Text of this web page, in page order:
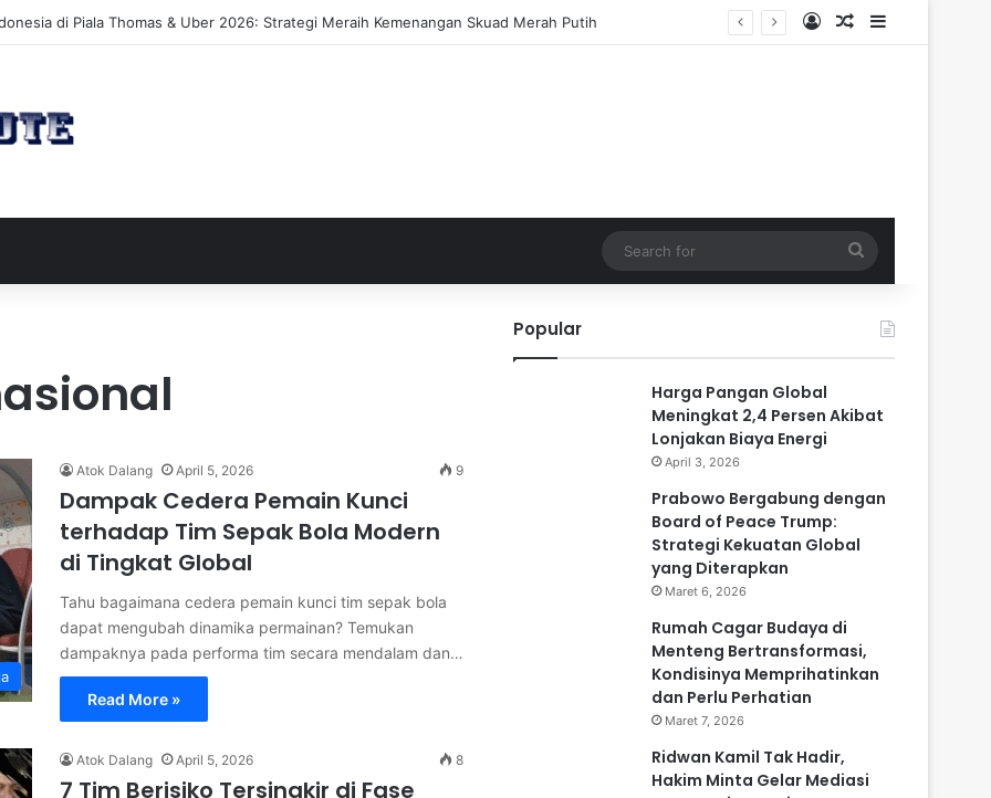
Perluasan Lahan 65 Hektar untuk Pengembangan Sektor Wisata Log InRandom Article
Sidebar
for
Atok Dalang April 5, 2026 9
Dampak Cedera Pemain Kunci
terhadap Tim Sepak Bola Modern
di Tingkat Global
Tahu bagaimana cedera pemain kunci tim sepak bola
dapat mengubah dinamika permainan? Temukan
dampaknya pada performa tim secara mendalam dan…
Read More »
Atok Dalang April 5, 2026 8
7 Tim Berisiko Tersingkir di Fase
Popular
Harga Pangan Global
Meningkat 2,4 Persen Akibat
Lonjakan Biaya Energi
April 3, 2026
Prabowo Bergabung dengan
Board of Peace Trump:
Strategi Kekuatan Global
yang Diterapkan
Maret 6, 2026
Rumah Cagar Budaya di
Menteng Bertransformasi,
Kondisinya Memprihatinkan
dan Perlu Perhatian
Maret 7, 2026
Ridwan Kamil Tak Hadir,
Hakim Minta Gelar Mediasi